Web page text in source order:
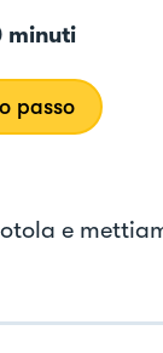
minuti
passo
e